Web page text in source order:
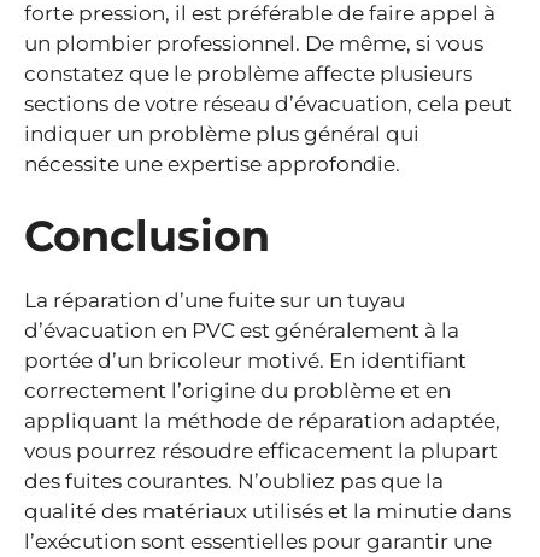
forte pression, il est préférable de faire appel à
un plombier professionnel. De même, si vous
constatez que le problème affecte plusieurs
sections de votre réseau d’évacuation, cela peut
indiquer un problème plus général qui
nécessite une expertise approfondie.
Conclusion
La réparation d’une fuite sur un tuyau
d’évacuation en PVC est généralement à la
portée d’un bricoleur motivé. En identifiant
correctement l’origine du problème et en
appliquant la méthode de réparation adaptée,
vous pourrez résoudre efficacement la plupart
des fuites courantes. N’oubliez pas que la
qualité des matériaux utilisés et la minutie dans
l’exécution sont essentielles pour garantir une